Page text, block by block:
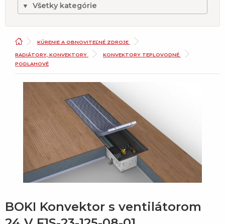
▼ Všetky kategórie
KÚRENIE A OBNOVITEĽNÉ ZDROJE
RADIÁTORY, KONVEKTORY
KONVEKTORY TEPLOVODNÉ
PODLAHOVÉ
BOKI Konvektor s ventilátorom